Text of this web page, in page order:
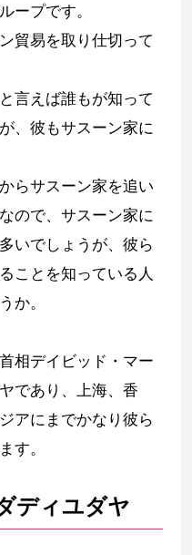
ープです。
貿易を取り仕切って
言えば誰もが知って
、彼もサスーン家に
らサスーン家を追い
ので、サスーン家に
いでしょうが、彼ら
ことを知っている人
か。
相デイビッド・マー
であり、上海、香
アにまでかなり彼ら
す。
ディユダヤ